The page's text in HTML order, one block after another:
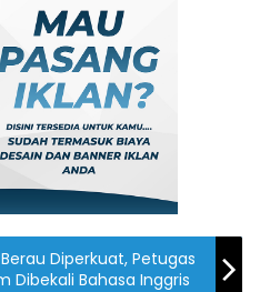
Diperkuat, Petugas
Dibekali Bahasa Inggris